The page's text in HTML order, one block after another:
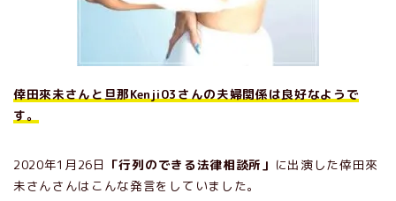
倖田來未さんと旦那Kenji03さんの夫婦関係は良好なようで
す。
2020年1月26日 「行列のできる法律相談所」 に出演した倖田來
未さんさんはこんな発言をしていました。